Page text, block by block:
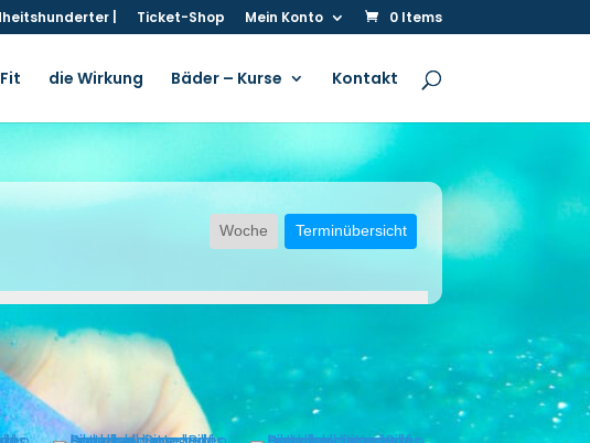
| Ticket-Shop Mein Konto 0 Items
die Wirkung Bäder – Kurse Kontakt
Woche Terminübersicht